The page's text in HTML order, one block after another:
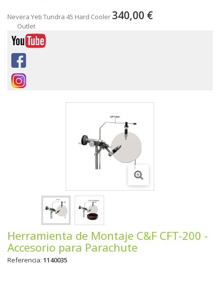
Nevera Yeti Tundra 45 Hard Cooler 340,00 €
Outlet
Herramienta de Montaje C&F CFT-200 -
Accesorio para Parachute
Referencia: 1140035